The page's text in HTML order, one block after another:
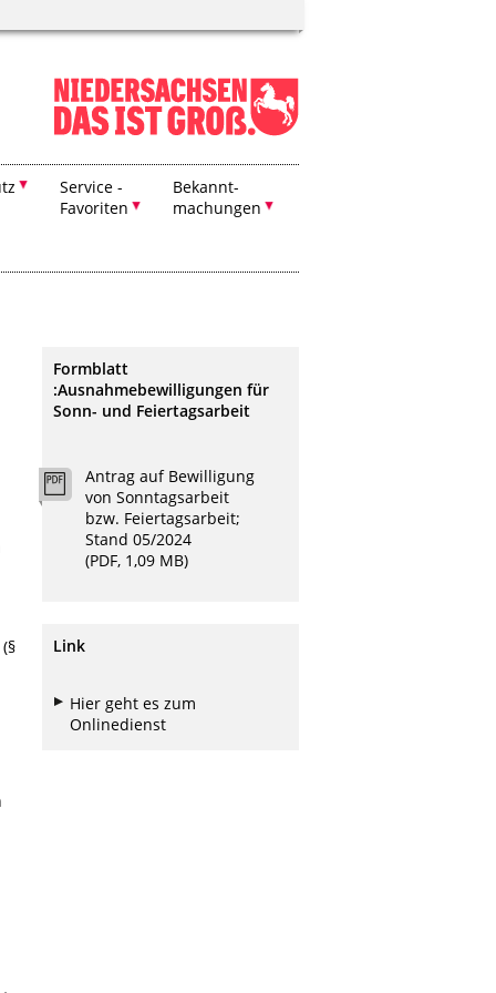
Service -
Favoriten
Bekannt-
machungen
Formblatt
:Ausnahmebewilligungen für
Sonn- und Feiertagsarbeit
Antrag auf Bewilligung
von Sonntagsarbeit
bzw. Feiertagsarbeit;
Stand 05/2024
(PDF, 1,09 MB)
Link
Hier geht es zum
Onlinedienst